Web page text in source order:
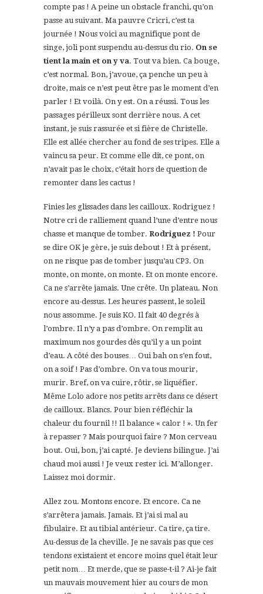
compte pas ! A peine un obstacle franchi, qu’on
passe au suivant. Ma pauvre Cricri, c’est ta
journée ! Nous voici au magnifique pont de
singe, joli pont suspendu au-dessus du rio. On se
tient la main et on y va. Tout va bien. Ca bouge,
c’est normal. Bon, j’avoue, ça penche un peu à
droite, mais ce n’est peut être pas le moment d’en
parler ! Et voilà. On y est. On a réussi. Tous les
passages périlleux sont derrière nous. A cet
instant, je suis rassurée et si fière de Christelle.
Elle est allée chercher au fond de ses tripes. Elle a
vaincu sa peur. Et comme elle dit, ce pont, on
n’avait pas le choix, c’était hors de question de
remonter dans les cactus !
Finies les glissades dans les cailloux. Rodriguez !
Notre cri de ralliement quand l’une d’entre nous
chasse et manque de tomber. Rodriguez ! Pour
se dire OK je gère, je suis debout ! Et à présent,
on ne risque pas de tomber jusqu’au CP3. On
monte, on monte, on monte. Et on monte encore.
Ca ne s’arrête jamais. Une crête. Un plateau. Non
encore au-dessus. Les heures passent, le soleil
nous assomme. Je suis KO. Il fait 40 degrés à
l’ombre. Il n’y a pas d’ombre. On remplit au
maximum nos gourdes dès qu’il y a un point
d’eau. A côté des bouses… Oui bah on s’en fout,
on a soif ! Pas d’ombre. On va tous mourir,
murir. Bref, on va cuire, rôtir, se liquéfier.
Même Lolo adore nos petits arrêts dans ce désert
de cailloux. Blancs. Pour bien réfléchir la
chaleur du fournil !! Il balance « calor ! ». Un fer
à repasser ? Mais pourquoi faire ? Mon cerveau
bout. Oui, bon, j’ai capté. Je deviens bilingue. J’ai
chaud moi aussi ! Je veux rester ici. M’allonger.
Laissez moi dormir.
Allez zou. Montons encore. Et encore. Ca ne
s’arrêtera jamais. Jamais. Et j’ai si mal au
fibulaire. Et au tibial antérieur. Ca tire, ça tire.
Au-dessus de la cheville. Je ne savais pas que ces
tendons existaient et encore moins quel était leur
petit nom… Et merde, que se passe-t-il ? Ai-je fait
un mauvais mouvement hier au cours de mon